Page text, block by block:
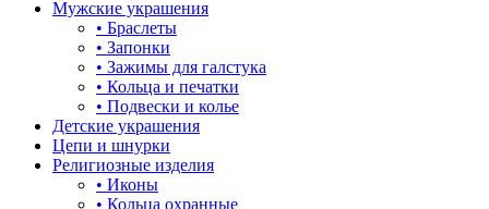
Мужские украшения
• Браслеты
• Запонки
• Зажимы для галстука
• Кольца и печатки
• Подвески и колье
Детские украшения
Цепи и шнурки
Религиозные изделия
• Иконы
• Кольца охранные